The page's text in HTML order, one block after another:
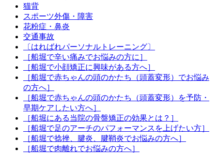
猫背
スポーツ外傷・障害
花粉症・鼻炎
交通事故
〔はればれパーソナルトレーニング〕
［船堀で辛い痛みでお悩みの方に］
［船堀で小顔矯正に興味がある方へ］
［船堀で赤ちゃんの頭のかたち（頭蓋変形）でお悩み
の方へ］
［船堀で赤ちゃんの頭のかたち（頭蓋変形）を予防・
早期ケアしたい方へ］
［船堀にある当院の骨盤矯正の効果とは？］
［船堀で足のアーチのパフォーマンスを上げたい方］
［船堀で捻挫、腱炎、腱鞘炎でお悩みの方へ］
［船堀で肉離れでお悩みの方へ］